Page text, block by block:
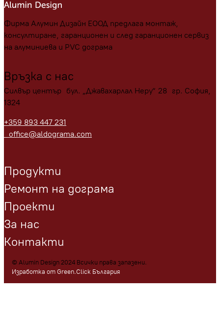
Фирма Алумин Дизайн ЕООД предлага монтаж,
консултиране, гаранционен и след гаранционен сервиз
на алуминиева и PVC дограма
Продукти
Ремонт на дограма
Проекти
За нас
Контакти
Връзка с нас
Силвър център бул. „Джавахарлал Неру“ 28 гр. София,
1324
+359 893 447 231
office@aldograma.com
© Alumin Design 2024 Всички права запазени.
Изработка от Green.Click България